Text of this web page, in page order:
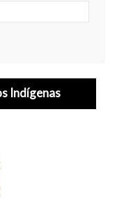
Indígenas